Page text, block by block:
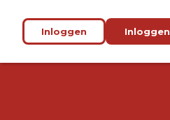
Inloggen Inloggen